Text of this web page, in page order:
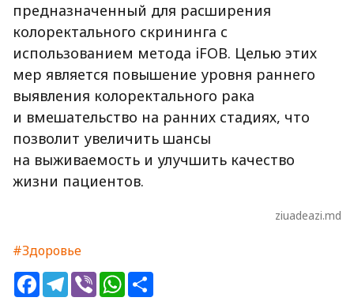
предназначенный для расширения
колоректального скрининга с
использованием метода iFOB. Целью этих
мер является повышение уровня раннего
выявления колоректального рака
и вмешательство на ранних стадиях, что
позволит увеличить шансы
на выживаемость и улучшить качество
жизни пациентов.
ziuadeazi.md
#Здоровье
FacebookTelegram
ViberWhatsApp